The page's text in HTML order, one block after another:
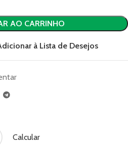
AO CARRINHO
à Lista de Desejos
Calcular